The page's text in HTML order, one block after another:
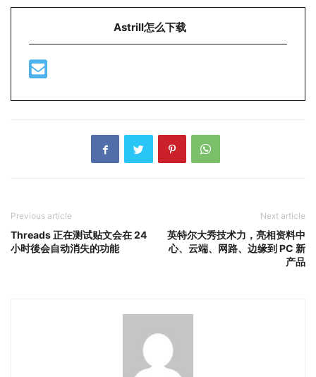
Astrill怎么下载
Previous article
Threads 正在测试贴文会在 24
小时後会自动消失的功能
Next article
英特尔大秀技术力，亮相资料中
心、云端、网路、边缘到 PC 新
产品